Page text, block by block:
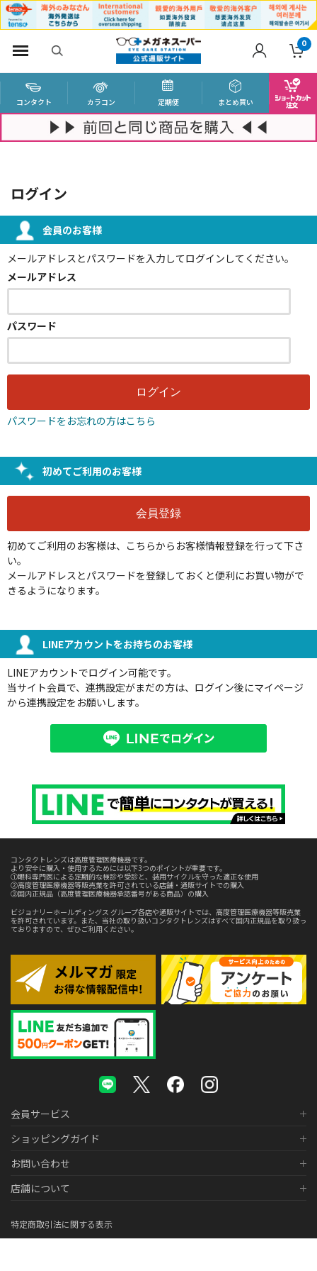
0
コンタクト カラコン 定期便 まとめ買い
ログイン
会員のお客様
メールアドレスとパスワードを入力してログインしてください。
メールアドレス
パスワード
パスワードをお忘れの方はこちら
初めてご利用のお客様
初めてご利用のお客様は、こちらからお客様情報登録を行って下さ
い。
メールアドレスとパスワードを登録しておくと便利にお買い物がで
きるようになります。
LINEアカウントをお持ちのお客様
LINEアカウントでログイン可能です。
当サイト会員で、連携設定がまだの方は、ログイン後にマイページ
から連携設定をお願いします。
コンタクトレンズは高度管理医療機器です。
より安全に購入・使用するためには以下3つのポイントが重要です。
①眼科専門医による定期的な検診や受診と、装用サイクルを守った適正な使用
②高度管理医療機器等販売業を許可されている店舗・通販サイトでの購入
③国内正規品（高度管理医療機器承認番号がある商品）の購入
ビジョナリーホールディングス グループ各店や通販サイトでは、高度管理医療機器等販売業
を許可されています。また、当社の取り扱いコンタクトレンズはすべて国内正規品を取り扱っ
ておりますので、ぜひご利用ください。
会員サービス
ショッピングガイド
お問い合わせ
店舗について
特定商取引法に関する表示